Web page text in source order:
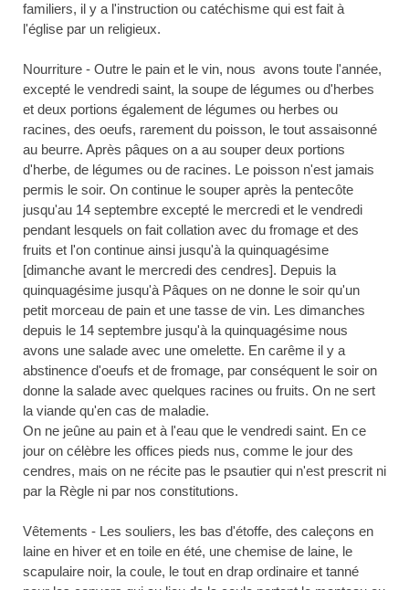
familiers, il y a l'instruction ou catéchisme qui est fait à
l'église par un religieux.
Nourriture - Outre le pain et le vin, nous avons toute l'année,
excepté le vendredi saint, la soupe de légumes ou d'herbes
et deux portions également de légumes ou herbes ou
racines, des oeufs, rarement du poisson, le tout assaisonné
au beurre. Après pâques on a au souper deux portions
d'herbe, de légumes ou de racines. Le poisson n'est jamais
permis le soir. On continue le souper après la pentecôte
jusqu'au 14 septembre excepté le mercredi et le vendredi
pendant lesquels on fait collation avec du fromage et des
fruits et l'on continue ainsi jusqu'à la quinquagésime
[dimanche avant le mercredi des cendres]. Depuis la
quinquagésime jusqu'à Pâques on ne donne le soir qu'un
petit morceau de pain et une tasse de vin. Les dimanches
depuis le 14 septembre jusqu'à la quinquagésime nous
avons une salade avec une omelette. En carême il y a
abstinence d'oeufs et de fromage, par conséquent le soir on
donne la salade avec quelques racines ou fruits. On ne sert
la viande qu'en cas de maladie.
On ne jeûne au pain et à l'eau que le vendredi saint. En ce
jour on célèbre les offices pieds nus, comme le jour des
cendres, mais on ne récite pas le psautier qui n'est prescrit ni
par la Règle ni par nos constitutions.
Vêtements - Les souliers, les bas d'étoffe, des caleçons en
laine en hiver et en toile en été, une chemise de laine, le
scapulaire noir, la coule, le tout en drap ordinaire et tanné